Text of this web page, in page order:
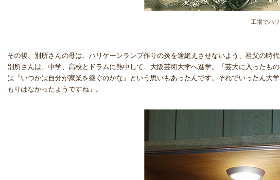
工場でハ
その後、別所さんの母は、ハリケーンランプ作りの炎を途絶えさせないよう、祖父の
別所さんは、中学、高校とドラムに熱中して、大阪芸術大学へ進学。「芸大に入った
は『いつかは自分が家業を継ぐのかな』という思いもあったんです。それでいったん
もりはなかったようですね」。